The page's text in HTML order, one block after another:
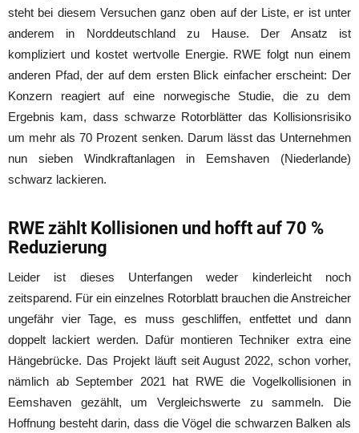
steht bei diesem Versuchen ganz oben auf der Liste, er ist unter
anderem in Norddeutschland zu Hause. Der Ansatz ist
kompliziert und kostet wertvolle Energie. RWE folgt nun einem
anderen Pfad, der auf dem ersten Blick einfacher erscheint: Der
Konzern reagiert auf eine norwegische Studie, die zu dem
Ergebnis kam, dass schwarze Rotorblätter das Kollisionsrisiko
um mehr als 70 Prozent senken. Darum lässt das Unternehmen
nun sieben Windkraftanlagen in Eemshaven (Niederlande)
schwarz lackieren.
RWE zählt Kollisionen und hofft auf 70 %
Reduzierung
Leider ist dieses Unterfangen weder kinderleicht noch
zeitsparend. Für ein einzelnes Rotorblatt brauchen die Anstreicher
ungefähr vier Tage, es muss geschliffen, entfettet und dann
doppelt lackiert werden. Dafür montieren Techniker extra eine
Hängebrücke. Das Projekt läuft seit August 2022, schon vorher,
nämlich ab September 2021 hat RWE die Vogelkollisionen in
Eemshaven gezählt, um Vergleichswerte zu sammeln. Die
Hoffnung besteht darin, dass die Vögel die schwarzen Balken als